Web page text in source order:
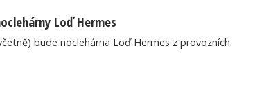
Loď Hermes
bude noclehárna Loď Hermes z provozních